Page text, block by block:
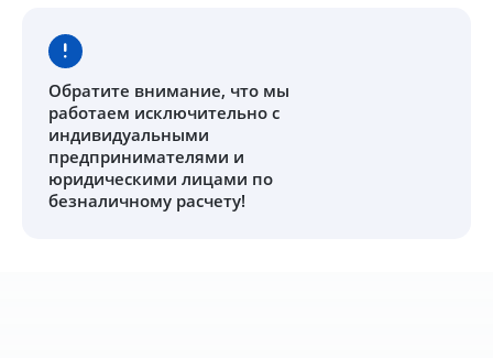
Обратите внимание, что мы
работаем исключительно с
индивидуальными
предпринимателями и
юридическими лицами по
безналичному расчету!